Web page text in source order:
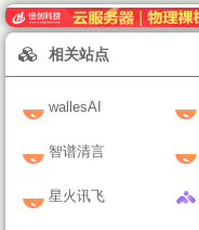
相关站点
wallesAI
智谱清言
星火讯飞